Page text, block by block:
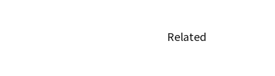
Related